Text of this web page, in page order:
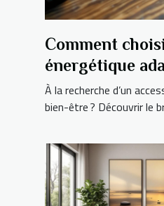
Comment
énergétique
signe
À la recherche d’un
bien-être ? Découvrir le